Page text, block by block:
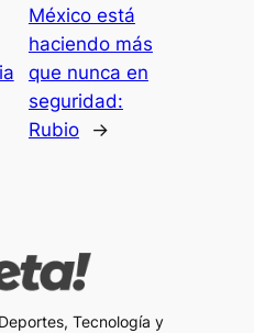
México está
haciendo más
que nunca en
seguridad:
Rubio
→
Tecnología y